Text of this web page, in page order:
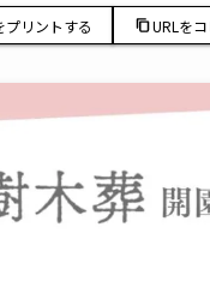
プリントする
URLを